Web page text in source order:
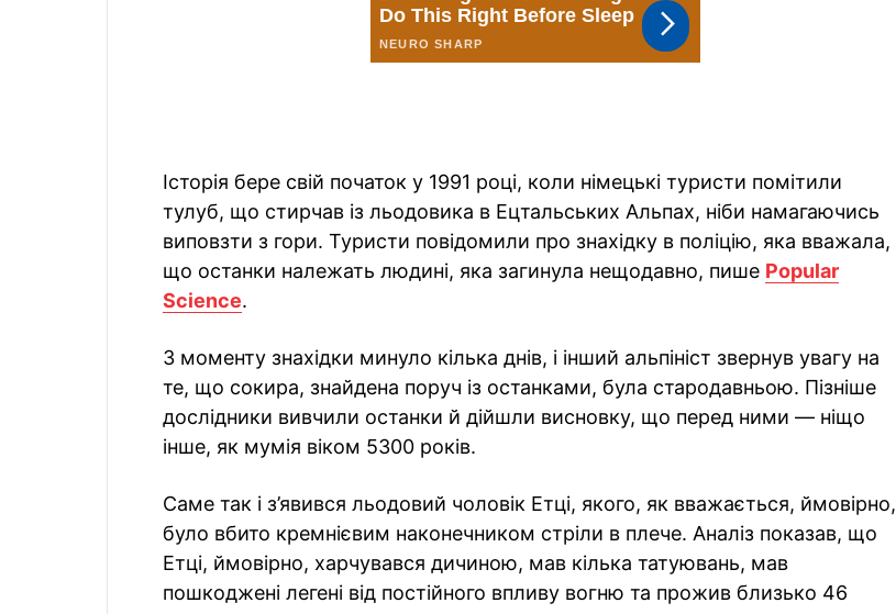
Історія бере свій початок у 1991 році, коли німецькі туристи помітили
тулуб, що стирчав із льодовика в Ецтальських Альпах, ніби намагаючись
виповзти з гори. Туристи повідомили про знахідку в поліцію, яка вважала,
що останки належать людині, яка загинула нещодавно, пише Popular
Science.
З моменту знахідки минуло кілька днів, і інший альпініст звернув увагу на
те, що сокира, знайдена поруч із останками, була стародавньою. Пізніше
дослідники вивчили останки й дійшли висновку, що перед ними — ніщо
інше, як мумія віком 5300 років.
Саме так і з’явився льодовий чоловік Етці, якого, як вважається, ймовірно,
було вбито кремнієвим наконечником стріли в плече. Аналіз показав, що
Етці, ймовірно, харчувався дичиною, мав кілька татуювань, мав
пошкоджені легені від постійного впливу вогню та прожив близько 46